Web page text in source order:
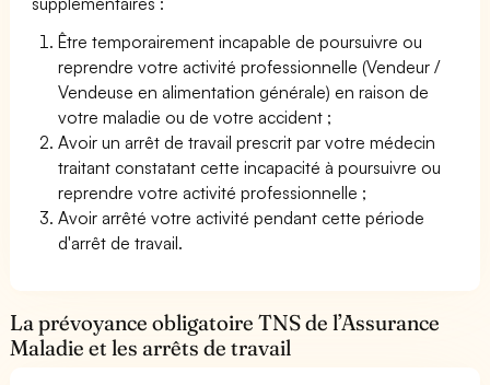
Être temporairement incapable de poursuivre ou
reprendre votre activité professionnelle (Vendeur /
Vendeuse en alimentation générale) en raison de
votre maladie ou de votre accident ;
Avoir un arrêt de travail prescrit par votre médecin
traitant constatant cette incapacité à poursuivre ou
reprendre votre activité professionnelle ;
Avoir arrêté votre activité pendant cette période
d'arrêt de travail.
La prévoyance obligatoire TNS de l’Assurance
Maladie et les arrêts de travail